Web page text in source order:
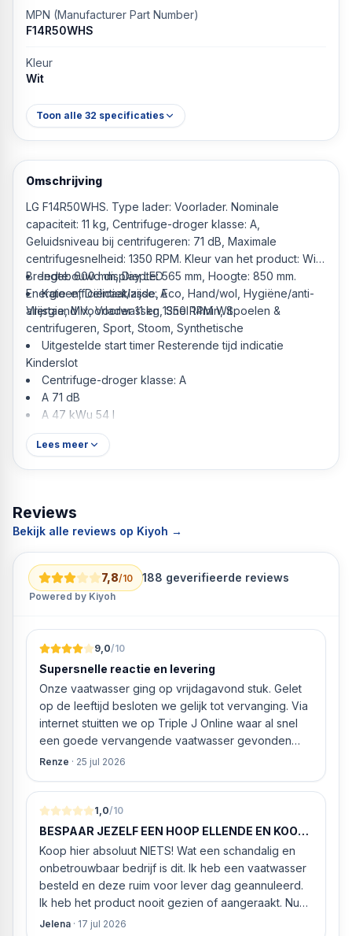
MPN (Manufacturer Part Number)
F14R50WHS
Kleur
Wit
Toon alle 32 specificaties
Omschrijving
LG F14R50WHS. Type lader: Voorlader. Nominale
capaciteit: 11 kg, Centrifuge-droger klasse: A,
Geluidsniveau bij centrifugeren: 71 dB, Maximale
centrifugesnelheid: 1350 RPM. Kleur van het product: Wit.
Breedte: 600 mm, Diepte: 565 mm, Hoogte: 850 mm.
Energie-efficiëntieklasse: A
Vrijstaand Voorlader 11 kg 1350 RPM Wit
Ingebouwd display LED
Katoen, Delicaat/zijde, Eco, Hand/wol, Hygiëne/anti-
allergie, Mix, Voorwassen, Snel 14min, Spoelen &
centrifugeren, Sport, Stoom, Synthetische
Uitgestelde start timer Resterende tijd indicatie
Kinderslot
Centrifuge-droger klasse: A
A 71 dB
A 47 kWu 54 l
Lees meer
Reviews
Bekijk alle reviews op Kiyoh →
7,8/10 188 geverifieerde reviews
Powered by Kiyoh
9,0/10
Supersnelle reactie en levering
Onze vaatwasser ging op vrijdagavond stuk. Gelet
op de leeftijd besloten we gelijk tot vervanging. Via
internet stuitten we op Triple J Online waar al snel
een goede vervangende vaatwasser gevonden
werd. ‘s Ochtends even gebeld met de
geïnstalleerd kan worden. Dit bleek het geval tegen
alleszins concurrente prijzen. De vriendelijke
medewerker gaf aan dat, als we gelijk via de
website gingen bestellen en betalen, hij z’n best
ging doen om ‘s middags nog te leveren. Het
bleken geen loze woorden: om 16.00 uur werd de
Neff vaatwasser geleverd en ver
Renze · 25 jul 2026
1,0/10
BESPAAR JEZELF EEN HOOP ELLENDE EN KOOP
HIER NIETS!
Koop hier absoluut NIETS! Wat een schandalig en
onbetrouwbaar bedrijf is dit. Ik heb een vaatwasser
besteld en deze ruim voor lever dag geannuleerd.
Ik heb het product nooit gezien of aangeraakt. Nu
weigeren ze gewoon om mijn geld volledig terug te
Jelena · 17 jul 2026